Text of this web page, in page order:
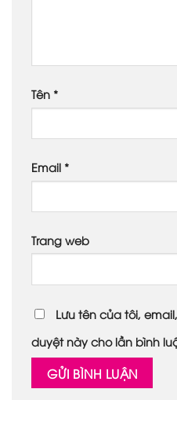
Tên *
Email *
Trang web
Lưu tên của tôi,
duyệt này cho lần bình